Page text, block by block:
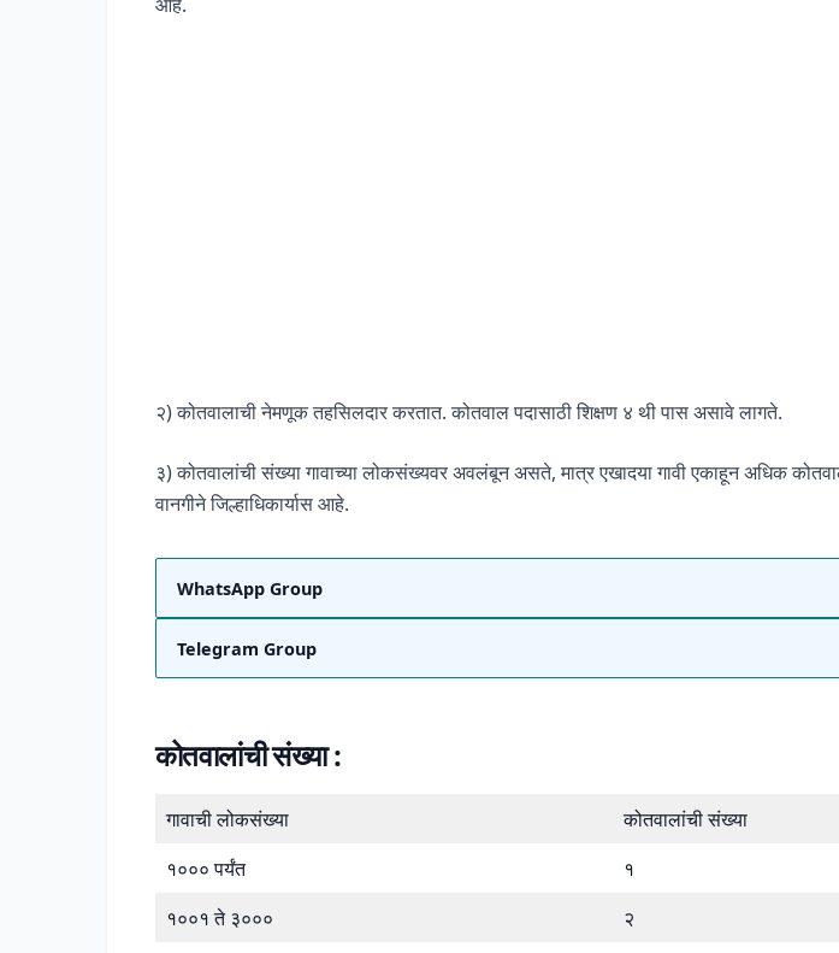
२) कोतवालाची नेमणूक तहसिलदार करतात. कोतवाल पदासाठी शिक्षण ४ थी पास असावे लागते.
३) कोतवालांची संख्या गावाच्या लोकसंख्यवर अवलंबून असते, मात्र एखादया गावी एकाहून अधिक
वानगीने जिल्हाधिकार्यास आहे.
WhatsApp Group
Telegram Group
कोतवालांची संख्या :
गावाची लोकसंख्या
कोतवालांची संख्या
१००० पर्यंत
१
१००१ ते ३०००
२